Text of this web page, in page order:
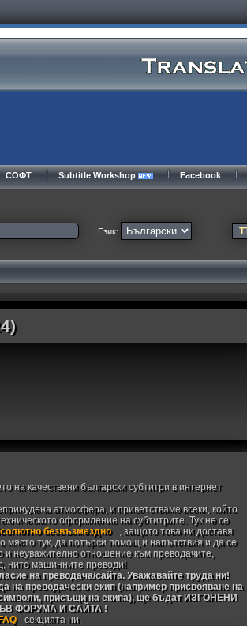
СОФТ Subtitle Workshop Facebook
Език:
на качествени български субтитри в интернет
атмосфера, и приветстваме всеки, който
оформление на субтитрите. Тук не се
безвъзмездно
, защото това ни доставя
място тук, да потърси помощ и напътствия и да се
и неуважително отношение към преводачите,
нито машинните преводи!
на преводача/сайта. Уважавайте труда ни!
на преводачески екип (например присвояване на
символи, присъщи на екипа), ще бъдат ИЗГОНЕНИ
ФОРУМА И САЙТА !
FAQ секцията ни.